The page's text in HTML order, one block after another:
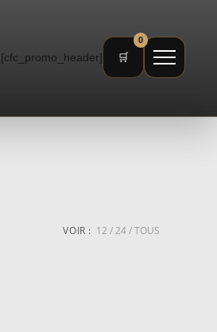
[cfc_promo_header] 🛒
0
VOIR : 12 24 TOUS